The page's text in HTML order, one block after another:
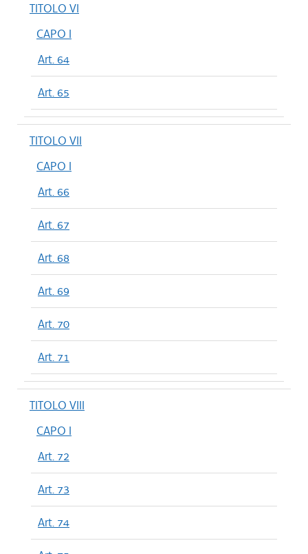
TITOLO VI
CAPO I
Art. 64
Art. 65
TITOLO VII
CAPO I
Art. 66
Art. 67
Art. 68
Art. 69
Art. 70
Art. 71
TITOLO VIII
CAPO I
Art. 72
Art. 73
Art. 74